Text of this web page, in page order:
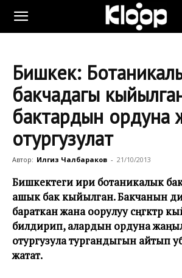
Бишкек:
бакчадагы
бактардын ордуна
отургузулат
Автор: Илгиз Чалбараков - 21/10/2013
Бишкектеги ири ботаникалык
ашык бак кыйылган. Бакчанын
бараткан жана оорулуу сөңгөктөр
билдирип, алардын ордуна
отургузула тургандыгын айтып
жатат.